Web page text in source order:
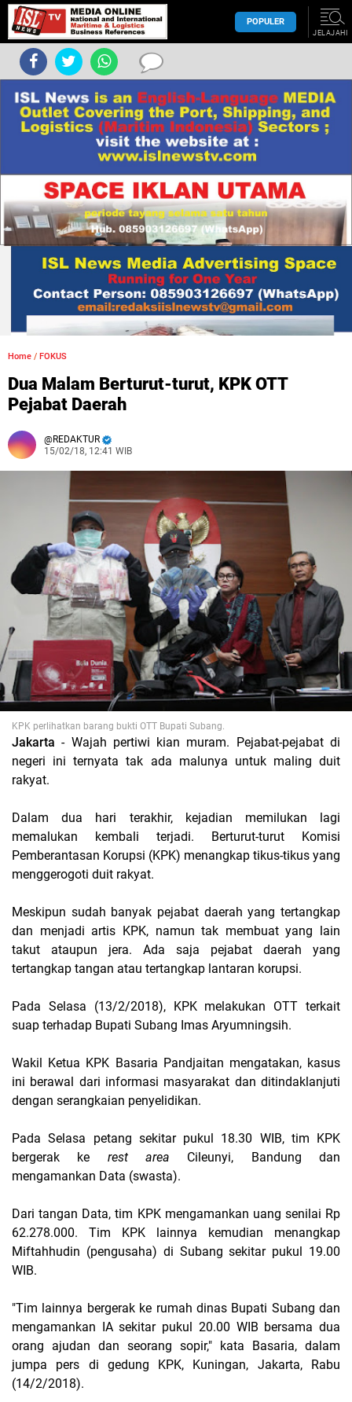
POPULER
JELAJAHI
Home / FOKUS
Dua Malam Berturut-turut, KPK OTT
Pejabat Daerah
REDAKTUR
15/02/18, 12:41 WIB
KPK perlihatkan barang bukti OTT Bupati Subang.
Jakarta- Wajah pertiwi kian muram. Pejabat-pejabat di
negeri ini ternyata tak ada malunya untuk maling duit
rakyat.
Dalam dua hari terakhir, kejadian memilukan lagi
memalukan kembali terjadi. Berturut-turut Komisi
Pemberantasan Korupsi (KPK) menangkap tikus-tikus yang
menggerogoti duit rakyat.
Meskipun sudah banyak pejabat daerah yang tertangkap
dan menjadi artis KPK, namun tak membuat yang lain
takut ataupun jera. Ada saja pejabat daerah yang
tertangkap tangan atau tertangkap lantaran korupsi.
Pada Selasa (13/2/2018), KPK melakukan OTT terkait
suap terhadap Bupati Subang Imas Aryumningsih.
Wakil Ketua KPK Basaria Pandjaitan mengatakan, kasus
ini berawal dari informasi masyarakat dan ditindaklanjuti
dengan serangkaian penyelidikan.
Pada Selasa petang sekitar pukul 18.30 WIB, tim KPK
bergerak ke rest area Cileunyi, Bandung dan
mengamankan Data (swasta).
Dari tangan Data, tim KPK mengamankan uang senilai Rp
62.278.000. Tim KPK lainnya kemudian menangkap
Miftahhudin (pengusaha) di Subang sekitar pukul 19.00
WIB.
"Tim lainnya bergerak ke rumah dinas Bupati Subang dan
mengamankan IA sekitar pukul 20.00 WIB bersama dua
orang ajudan dan seorang sopir," kata Basaria, dalam
jumpa pers di gedung KPK, Kuningan, Jakarta, Rabu
(14/2/2018).